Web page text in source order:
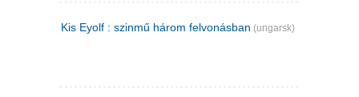
Kis Eyolf : szinmű három felvonásban (ungarsk)